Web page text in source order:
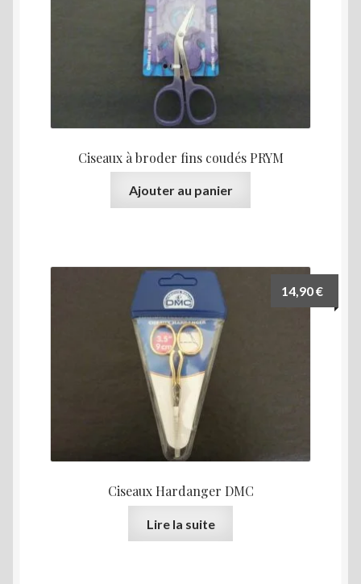
Ciseaux à broder fins coudés PRYM
Ajouter au panier
Ciseaux Hardanger DMC
14,90€
Lire la suite